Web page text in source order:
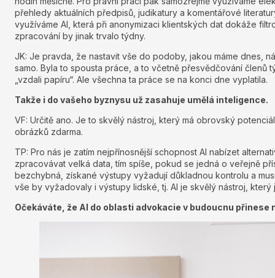
přehledy aktuálních předpisů, judikatury a komentářové
využíváme AI, která při anonymizaci klientských dat dokáže
zpracování by jinak trvalo týdny.
JK: Je pravda, že nastavit vše do podoby, jakou máme dnes,
samo. Byla to spousta práce, a to včetně přesvědčování členů
„vzdali papíru“. Ale všechna ta práce se na konci dne vyplatila.
Takže i do vašeho byznysu už zasahuje umělá inteligence.
VF: Určitě ano. Je to skvělý nástroj, který má obrovský
obrázků zdarma.
TP: Pro nás je zatím nejpřínosnější schopnost AI nabízet
zpracovávat velká data, tím spíše, pokud se jedná o veřejně
bezchybná, získané výstupy vyžadují důkladnou kontrolu a
vše by vyžadovaly i výstupy lidské, tj. AI je skvělý nástroj, který
Očekáváte, že AI do oblasti advokacie v budoucnu přinese